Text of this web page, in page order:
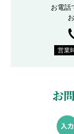
お電話
営業
お